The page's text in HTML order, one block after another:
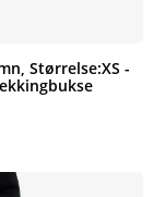
Størrelse:XS -